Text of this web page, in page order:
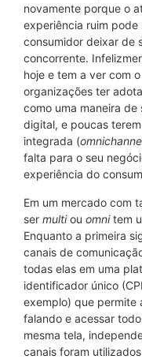
novamente porque o
experiência ruim
consumidor deixar de
concorrente.
hoje e tem a ver com
organizações ter
como uma maneira
digital, e poucas
integrada (
falta para o seu
experiência do
Em um mercado com
ser multiou omnitem
Enquanto a primeira
canais de
todas elas em uma
identificador único
exemplo) que permite
falando e acessar
mesma tela,
canais foram